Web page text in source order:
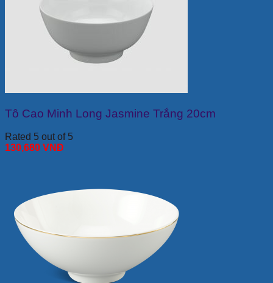
Tô Cao Minh Long Jasmine Trắng 20cm
Rated 5 out of 5
130,680 VNĐ